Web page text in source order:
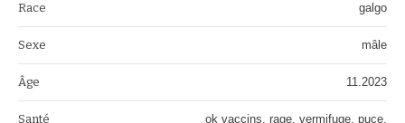
Race galgo
Sexe mâle
Âge 11.2023
Santé
ok vaccins, rage, vermifuge, puce,